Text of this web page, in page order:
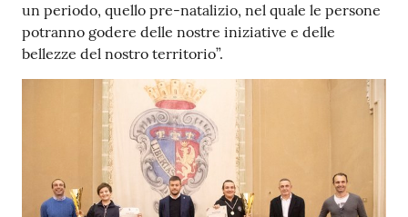
un periodo, quello pre-natalizio, nel quale le persone
potranno godere delle nostre iniziative e delle
bellezze del nostro territorio”.